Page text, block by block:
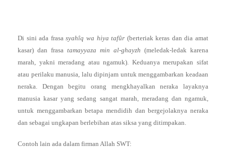
Di sini ada frasasyahîq wa hiya tafûr (berteriak keras dan dia amat
kasar) dan frasa tamayyaza min al-ghayzh (meledak-ledak karena
marah, yakni meradang atau ngamuk). Keduanya merupakan sifat
atau perilaku manusia, lalu dipinjam untuk menggambarkan keadaan
neraka. Dengan begitu orang mengkhayalkan neraka layaknya
manusia kasar yang sedang sangat marah, meradang dan ngamuk,
untuk menggambarkan betapa mendidih dan bergejolaknya neraka
dan sebagai ungkapan berlebihan atas siksa yang ditimpakan.
Contoh lain ada dalam firman Allah SWT: